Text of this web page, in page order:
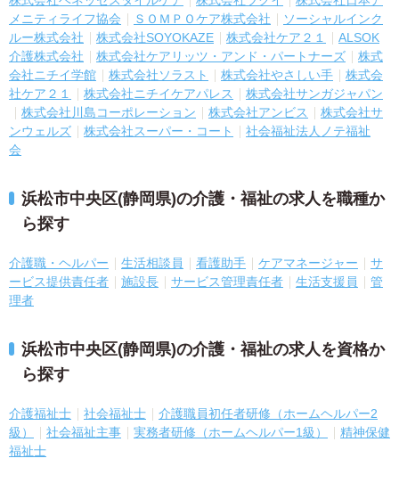
メニティライフ協会
ＳＯＭＰＯケア株式会社
ソーシャルインク
ルー株式会社
株式会社SOYOKAZE 株式会社ケア２１
ALSOK
介護株式会社
株式会社ケアリッツ・アンド・パートナーズ
株式
会社ニチイ学館
株式会社ソラスト 株式会社やさしい手
株式会
社ケア２１
株式会社ニチイケアパレス
株式会社サンガジャパン
株式会社川島コーポレーション
株式会社アンビス
株式会社サ
ンウェルズ
株式会社スーパー・コート
社会福祉法人ノテ福祉
会
浜松市中央区(静岡県)の介護・福祉の求人を職種か
ら探す
介護職・ヘルパー 生活相談員 看護助手 ケアマネージャー
サ
ービス提供責任者
施設長 サービス管理責任者 生活支援員
管
理者
浜松市中央区(静岡県)の介護・福祉の求人を資格か
ら探す
介護福祉士 社会福祉士
介護職員初任者研修（ホームヘルパー2
級）
社会福祉主事 実務者研修（ホームヘルパー1級）
精神保健
福祉士